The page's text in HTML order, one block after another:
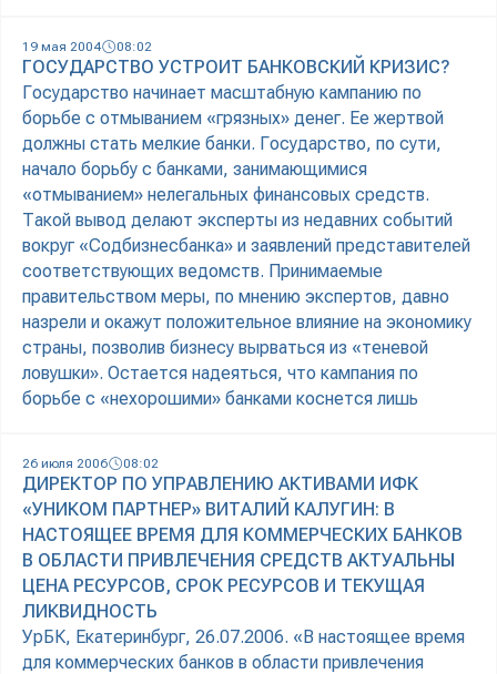
19 мая 2004 08:02
ГОСУДАРСТВО УСТРОИТ БАНКОВСКИЙ КРИЗИС?
Государство начинает масштабную кампанию по
борьбе с отмыванием «грязных» денег. Ее жертвой
должны стать мелкие банки. Государство, по сути,
начало борьбу с банками, занимающимися
«отмыванием» нелегальных финансовых средств.
Такой вывод делают эксперты из недавних событий
вокруг «Содбизнесбанка» и заявлений представителей
соответствующих ведомств. Принимаемые
правительством меры, по мнению экспертов, давно
назрели и окажут положительное влияние на экономику
страны, позволив бизнесу вырваться из «теневой
ловушки». Остается надеяться, что кампания по
борьбе с «нехорошими» банками коснется лишь
26 июля 2006 08:02
ДИРЕКТОР ПО УПРАВЛЕНИЮ АКТИВАМИ ИФК
«УНИКОМ ПАРТНЕР» ВИТАЛИЙ КАЛУГИН: В
НАСТОЯЩЕЕ ВРЕМЯ ДЛЯ КОММЕРЧЕСКИХ БАНКОВ
В ОБЛАСТИ ПРИВЛЕЧЕНИЯ СРЕДСТВ АКТУАЛЬНЫ
ЦЕНА РЕСУРСОВ, СРОК РЕСУРСОВ И ТЕКУЩАЯ
ЛИКВИДНОСТЬ
УрБК, Екатеринбург, 26.07.2006. «В настоящее время
для коммерческих банков в области привлечения